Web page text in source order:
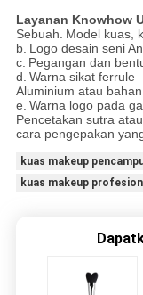
Layanan Knowhow
Sebuah. Model kuas,
b. Logo desain seni
c. Pegangan dan
d. Warna sikat ferrule
Aluminium atau
e. Warna logo pada
Pencetakan sutra
cara pengepakan
kuas makeup
kuas makeup